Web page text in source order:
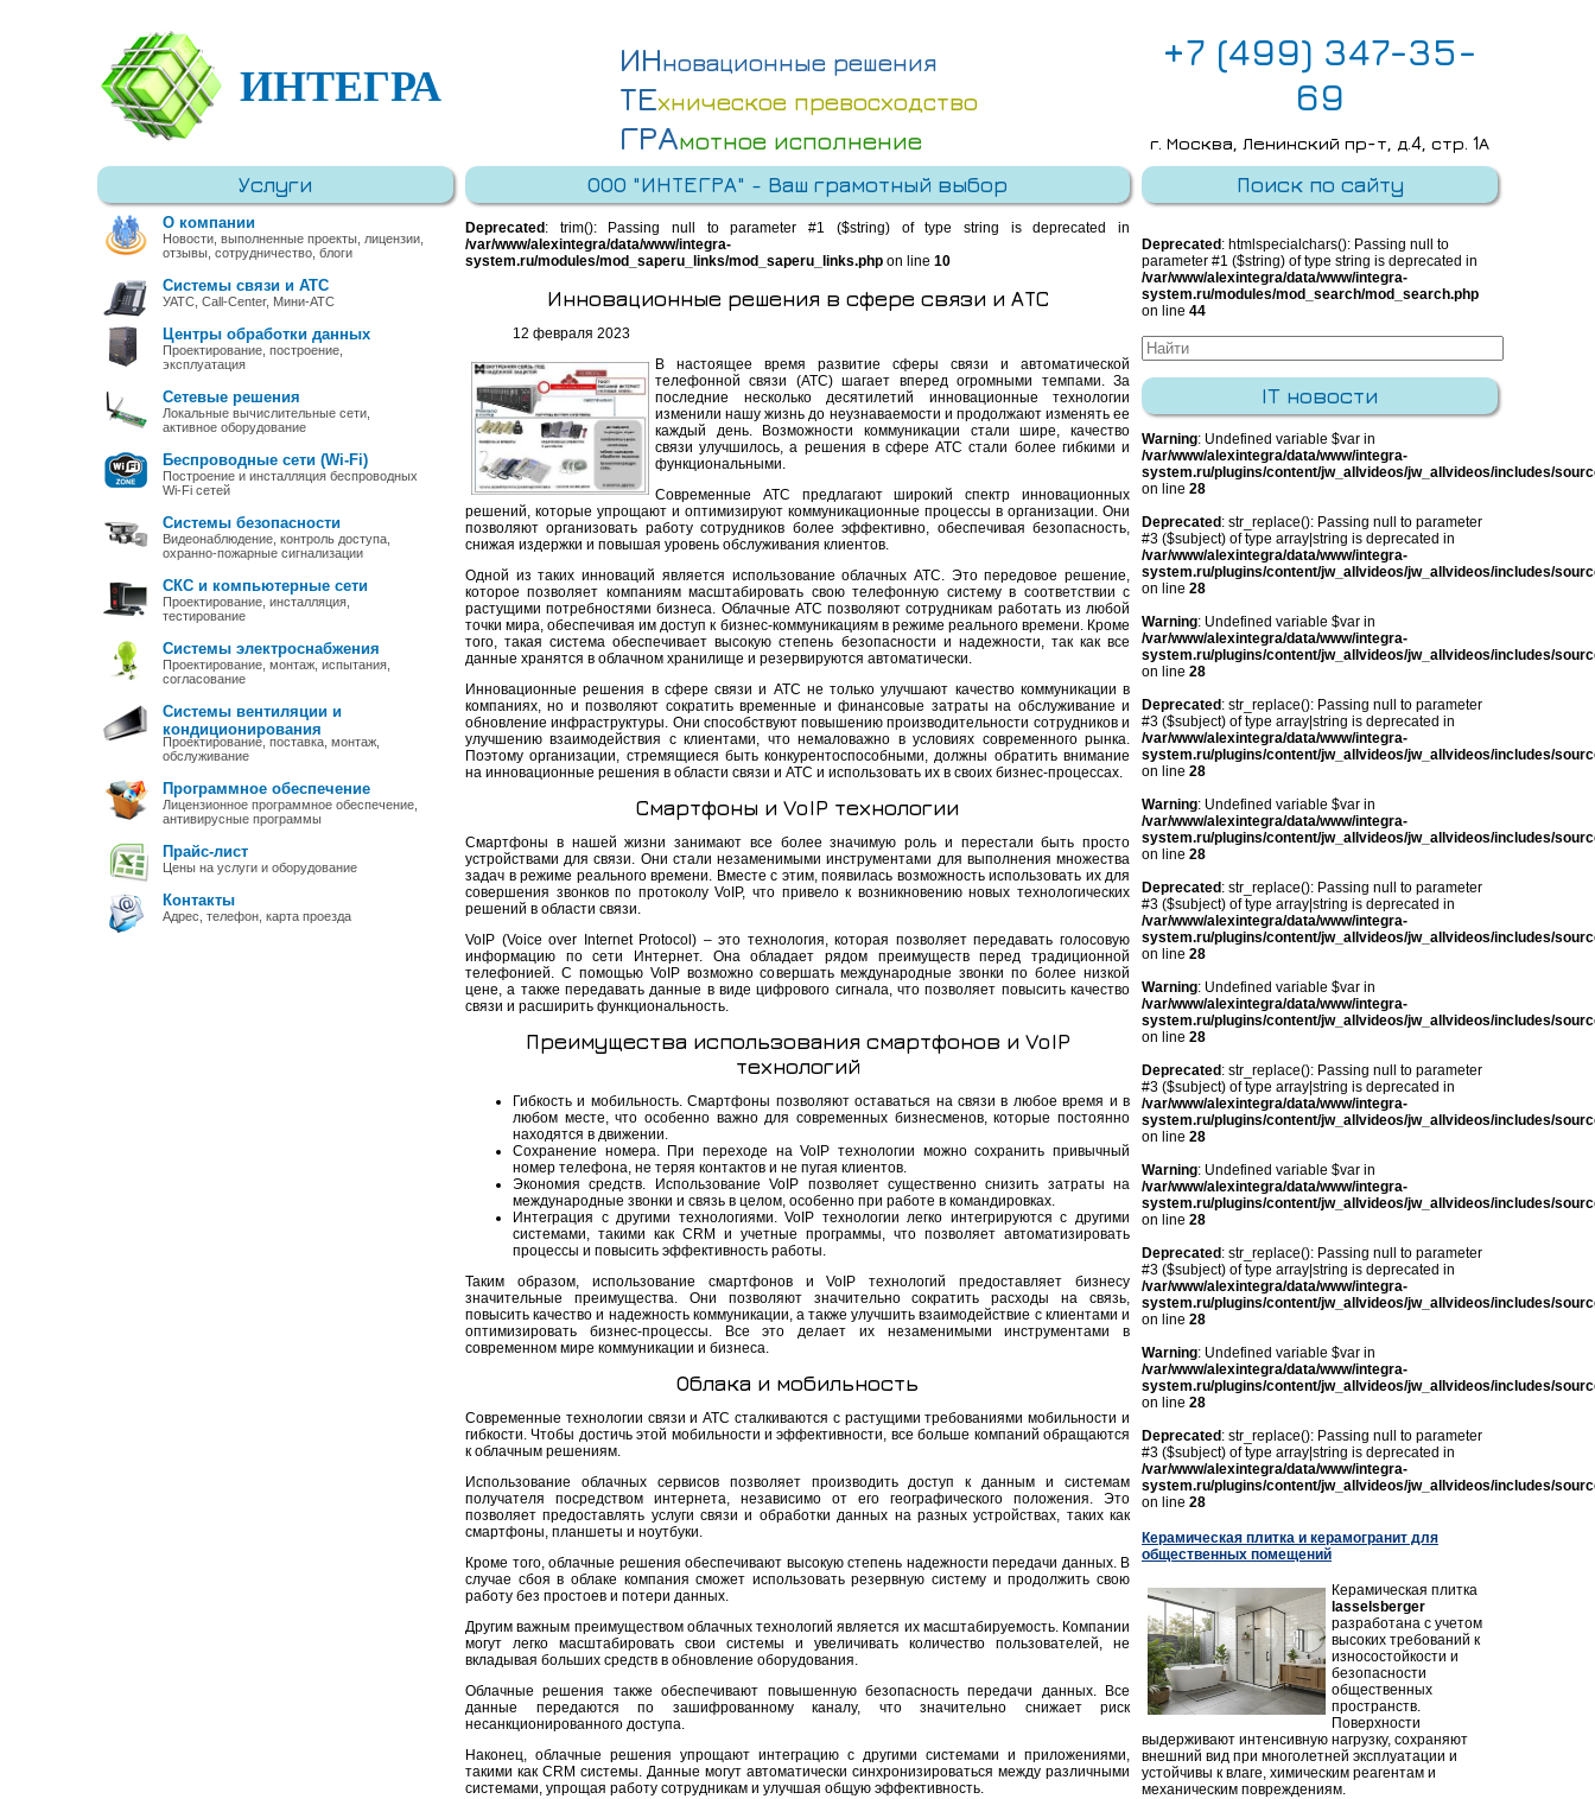
ИНТЕГРА
ИНновационные решения
ТЕхническое превосходство
ГРАмотное исполнение
+7 (499) 347-35-
69
г. Москва, Ленинский пр-т, д.4, стр. 1А
E-mail:info@integra-system.ru
Услуги
О компании
Новости, выполненные проекты, лицензии,
отзывы, сотрудничество, блоги
Системы связи и АТС
УАТС, Call-Center, Мини-АТС
Центры обработки данных
Проектирование, построение,
эксплуатация
Сетевые решения
Локальные вычислительные сети,
активное оборудование
Беспроводные сети (Wi-Fi)
Построение и инсталляция беспроводных
Wi-Fi сетей
Системы безопасности
Видеонаблюдение, контроль доступа,
охранно-пожарные сигнализации
СКС и компьютерные сети
Проектирование, инсталляция,
тестирование
Системы электроснабжения
Проектирование, монтаж, испытания,
согласование
Системы вентиляции и
кондиционирования
Проектирование, поставка, монтаж,
обслуживание
Программное обеспечение
Лицензионное программное обеспечение,
антивирусные программы
Прайс-лист
Цены на услуги и оборудование
Контакты
Адрес, телефон, карта проезда
ООО "ИНТЕГРА" - Ваш грамотный выбор
Deprecated : trim(): Passing null to parameter #1 ($string) of type string is deprecated in
/var/www/alexintegra/data/www/integra-
system.ru/modules/mod_saperu_links/mod_saperu_links.php on line 10
Инновационные решения в сфере связи и АТС
12 февраля 2023
В настоящее время развитие сферы связи и автоматической
телефонной связи (АТС) шагает вперед огромными темпами. За
последние несколько десятилетий инновационные технологии
изменили нашу жизнь до неузнаваемости и продолжают изменять ее
каждый день. Возможности коммуникации стали шире, качество
связи улучшилось, а решения в сфере АТС стали более гибкими и
функциональными.
Современные АТС предлагают широкий спектр инновационных
решений, которые упрощают и оптимизируют коммуникационные процессы в организации. Они
позволяют организовать работу сотрудников более эффективно, обеспечивая безопасность,
снижая издержки и повышая уровень обслуживания клиентов.
Одной из таких инноваций является использование облачных АТС. Это передовое решение,
которое позволяет компаниям масштабировать свою телефонную систему в соответствии с
растущими потребностями бизнеса. Облачные АТС позволяют сотрудникам работать из любой
точки мира, обеспечивая им доступ к бизнес-коммуникациям в режиме реального времени. Кроме
того, такая система обеспечивает высокую степень безопасности и надежности, так как все
данные хранятся в облачном хранилище и резервируются автоматически.
Инновационные решения в сфере связи и АТС не только улучшают качество коммуникации в
компаниях, но и позволяют сократить временные и финансовые затраты на обслуживание и
обновление инфраструктуры. Они способствуют повышению производительности сотрудников и
улучшению взаимодействия с клиентами, что немаловажно в условиях современного рынка.
Поэтому организации, стремящиеся быть конкурентоспособными, должны обратить внимание
на инновационные решения в области связи и АТС и использовать их в своих бизнес-процессах.
Смартфоны и VoIP технологии
Смартфоны в нашей жизни занимают все более значимую роль и перестали быть просто
устройствами для связи. Они стали незаменимыми инструментами для выполнения множества
задач в режиме реального времени. Вместе с этим, появилась возможность использовать их для
совершения звонков по протоколу VoIP, что привело к возникновению новых технологических
решений в области связи.
VoIP (Voice over Internet Protocol) – это технология, которая позволяет передавать голосовую
информацию по сети Интернет. Она обладает рядом преимуществ перед традиционной
телефонией. С помощью VoIP возможно совершать международные звонки по более низкой
цене, а также передавать данные в виде цифрового сигнала, что позволяет повысить качество
связи и расширить функциональность.
Преимущества использования смартфонов и VoIP
технологий
Гибкость и мобильность. Смартфоны позволяют оставаться на связи в любое время и в
любом месте, что особенно важно для современных бизнесменов, которые постоянно
находятся в движении.
Сохранение номера. При переходе на VoIP технологии можно сохранить привычный
номер телефона, не теряя контактов и не пугая клиентов.
Экономия средств. Использование VoIP позволяет существенно снизить затраты на
международные звонки и связь в целом, особенно при работе в командировках.
Интеграция с другими технологиями. VoIP технологии легко интегрируются с другими
системами, такими как CRM и учетные программы, что позволяет автоматизировать
процессы и повысить эффективность работы.
Таким образом, использование смартфонов и VoIP технологий предоставляет бизнесу
значительные преимущества. Они позволяют значительно сократить расходы на связь,
повысить качество и надежность коммуникации, а также улучшить взаимодействие с клиентами и
оптимизировать бизнес-процессы. Все это делает их незаменимыми инструментами в
современном мире коммуникации и бизнеса.
Облака и мобильность
Современные технологии связи и АТС сталкиваются с растущими требованиями мобильности и
гибкости. Чтобы достичь этой мобильности и эффективности, все больше компаний обращаются
к облачным решениям.
Использование облачных сервисов позволяет производить доступ к данным и системам
получателя посредством интернета, независимо от его географического положения. Это
позволяет предоставлять услуги связи и обработки данных на разных устройствах, таких как
смартфоны, планшеты и ноутбуки.
Кроме того, облачные решения обеспечивают высокую степень надежности передачи данных. В
случае сбоя в облаке компания сможет использовать резервную систему и продолжить свою
работу без простоев и потери данных.
Другим важным преимуществом облачных технологий является их масштабируемость. Компании
могут легко масштабировать свои системы и увеличивать количество пользователей, не
вкладывая больших средств в обновление оборудования.
Облачные решения также обеспечивают повышенную безопасность передачи данных. Все
данные передаются по зашифрованному каналу, что значительно снижает риск
несанкционированного доступа.
Наконец, облачные решения упрощают интеграцию с другими системами и приложениями,
такими как CRM системы. Данные могут автоматически синхронизироваться между различными
системами, упрощая работу сотрудникам и улучшая общую эффективность.
Поиск по сайту
Deprecated : htmlspecialchars(): Passing null to
parameter #1 ($string) of type string is deprecated in
/var/www/alexintegra/data/www/integra-
system.ru/modules/mod_search/mod_search.php
on line 44
IT новости
Warning: Undefined variable $var in
/var/www/alexintegra/data/www/integra-
system.ru/plugins/content/jw_allvideos/jw_allvideos/includes/
on line 28
Deprecated : str_replace(): Passing null to parameter
#3 ($subject) of type array|string is deprecated in
/var/www/alexintegra/data/www/integra-
system.ru/plugins/content/jw_allvideos/jw_allvideos/includes/
on line 28
Warning: Undefined variable $var in
/var/www/alexintegra/data/www/integra-
system.ru/plugins/content/jw_allvideos/jw_allvideos/includes/
on line 28
Deprecated : str_replace(): Passing null to parameter
#3 ($subject) of type array|string is deprecated in
/var/www/alexintegra/data/www/integra-
system.ru/plugins/content/jw_allvideos/jw_allvideos/includes/
on line 28
Warning: Undefined variable $var in
/var/www/alexintegra/data/www/integra-
system.ru/plugins/content/jw_allvideos/jw_allvideos/includes/
on line 28
Deprecated : str_replace(): Passing null to parameter
#3 ($subject) of type array|string is deprecated in
/var/www/alexintegra/data/www/integra-
system.ru/plugins/content/jw_allvideos/jw_allvideos/includes/
on line 28
Warning: Undefined variable $var in
/var/www/alexintegra/data/www/integra-
system.ru/plugins/content/jw_allvideos/jw_allvideos/includes/
on line 28
Deprecated : str_replace(): Passing null to parameter
#3 ($subject) of type array|string is deprecated in
/var/www/alexintegra/data/www/integra-
system.ru/plugins/content/jw_allvideos/jw_allvideos/includes/
on line 28
Warning: Undefined variable $var in
/var/www/alexintegra/data/www/integra-
system.ru/plugins/content/jw_allvideos/jw_allvideos/includes/
on line 28
Deprecated : str_replace(): Passing null to parameter
#3 ($subject) of type array|string is deprecated in
/var/www/alexintegra/data/www/integra-
system.ru/plugins/content/jw_allvideos/jw_allvideos/includes/
on line 28
Warning: Undefined variable $var in
/var/www/alexintegra/data/www/integra-
system.ru/plugins/content/jw_allvideos/jw_allvideos/includes/
on line 28
Deprecated : str_replace(): Passing null to parameter
#3 ($subject) of type array|string is deprecated in
/var/www/alexintegra/data/www/integra-
system.ru/plugins/content/jw_allvideos/jw_allvideos/includes/
on line 28
Керамическая плитка и керамогранит для
общественных помещений
Керамическая плитка
lasselsberger
разработана с учетом
высоких требований к
износостойкости и
безопасности
общественных
пространств.
Поверхности
выдерживают интенсивную нагрузку, сохраняют
внешний вид при многолетней эксплуатации и
устойчивы к влаге, химическим реагентам и
механическим повреждениям.